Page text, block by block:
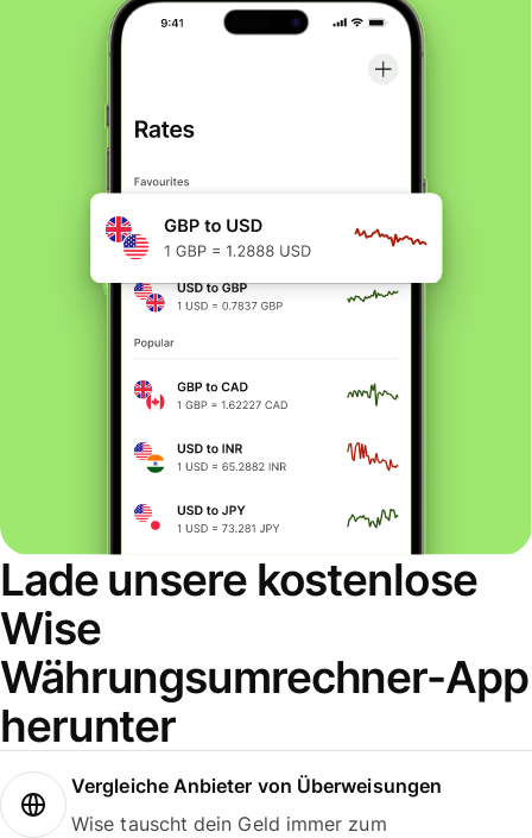
Lade unsere kostenlose
Wise
Währungsumrechner-App
herunter
Vergleiche Anbieter von Überweisungen
Wise tauscht dein Geld immer zum